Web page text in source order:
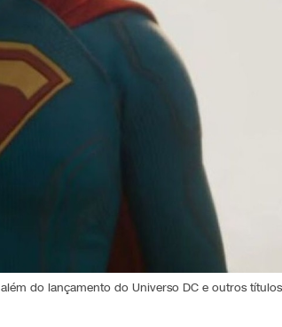
do lançamento do Universo DC e outros títulos